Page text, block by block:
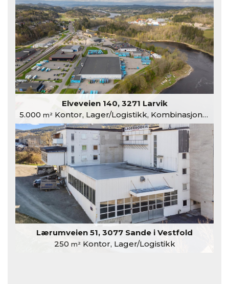
Elveveien 140, 3271 Larvik
5.000 m²Kontor, Lager/Logistikk, Kombinasjonslokaler
Lærumveien 51, 3077 Sande i Vestfold
250 m²Kontor, Lager/Logistikk